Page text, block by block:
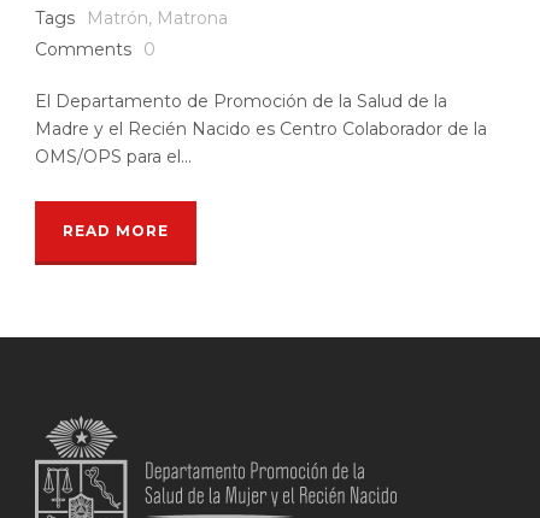
Tags
Matrón, Matrona
Comments
0
El Departamento de Promoción de la Salud de la
Madre y el Recién Nacido es Centro Colaborador de la
OMS/OPS para el...
READ MORE